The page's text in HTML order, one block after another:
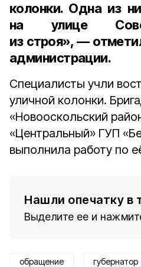
колонки. Одна из
на улице
из строя», —
администрации.
Специалисты учли
уличной колонки.
«Новооскольский
«Центральный» ГУП
выполнила работу по
Нашли опечатку в
Выделите ее и
обращение губернатор